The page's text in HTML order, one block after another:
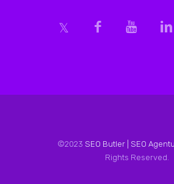
©2023 SEO Butler | SEO
Rights Reserved.